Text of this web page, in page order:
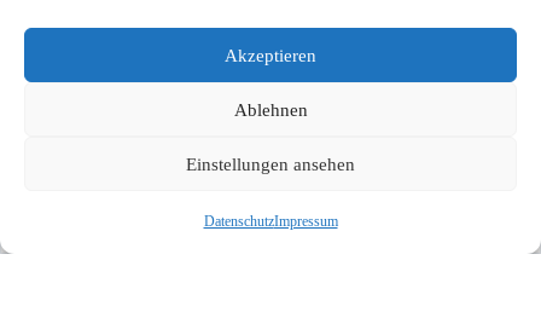
Akzeptieren
Ablehnen
Einstellungen ansehen
DatenschutzImpressum